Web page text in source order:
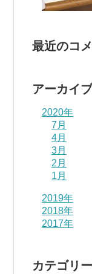
最近のコ
アーカイブ
2020年
7月
4月
3月
2月
1月
2019年
2018年
2017年
カテゴリー